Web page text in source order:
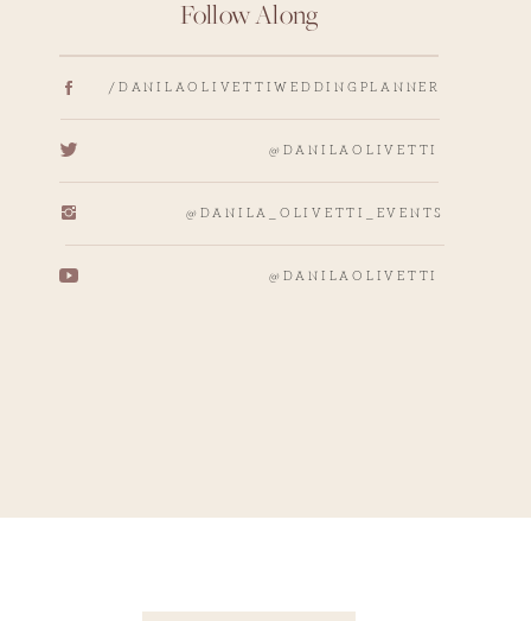
@DANILAOLIVETTI
@DANILA_OLIVETTI_EVENTS
@DANILAOLIVETTI
/DANILAOLIVETTIWEDDINGPLANNER
Follow Along